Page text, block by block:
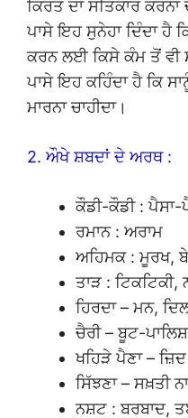
ਕਿਰਤ ਦਾ ਸਤਿਕਾਰ
ਪਾਸੇ ਇਹ ਸੁਨੇਹਾ ਦਿੰਦਾ ਹੈ
ਕਰਨ ਲਈ ਕਿਸੇ ਕੰਮ ਤੋਂ ਵੀ
ਪਾਸੇ ਇਹ ਕਹਿੰਦਾ ਹੈ ਕਿ
ਮਾਰਨਾ ਚਾਹੀਦਾ।
2. ਔਖੇ ਸ਼ਬਦਾਂ ਦੇ ਅਰਥ :
ਕੌਡੀ-ਕੌਡੀ :
ਰਮਾਨ : ਅਰਾਮ
ਅਹਿਮਕ : ਮੂਰਖ,
ਤਾੜ : ਟਿਕਟਿਕੀ,
ਹਿਰਦਾ – ਮਨ,
ਚੈਰੀ – ਬੂਟ-
ਖਹਿੜੇ ਪੈਣਾ –
ਸਿੱਝਣਾ – ਸਖ਼ਤੀ
ਨਸ਼ਟ : ਬਰਬਾਦ,